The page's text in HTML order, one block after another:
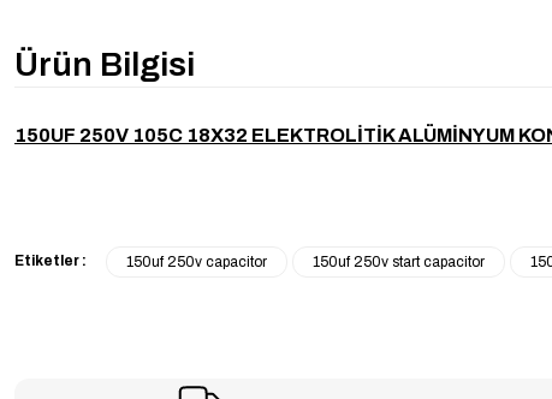
Ürün Bilgisi
150UF 250V 105C 18X32 ELEKTROLİTİK ALÜMİNYUM
Etiketler : 150uf 250v capacitor 150uf 250v start capacitor